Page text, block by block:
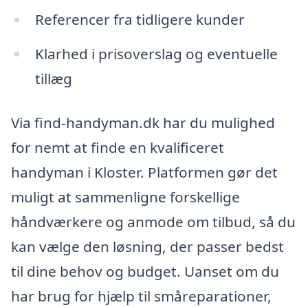
Referencer fra tidligere kunder
Klarhed i prisoverslag og eventuelle
tillæg
Via find-handyman.dk har du mulighed
for nemt at finde en kvalificeret
handyman i Kloster. Platformen gør det
muligt at sammenligne forskellige
håndværkere og anmode om tilbud, så du
kan vælge den løsning, der passer bedst
til dine behov og budget. Uanset om du
har brug for hjælp til småreparationer,